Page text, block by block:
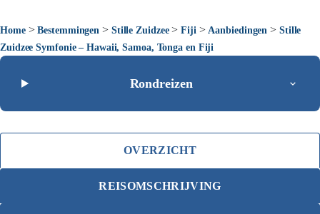
Home>Bestemmingen > Stille Zuidzee>Fiji > Aanbiedingen > Stille
Zuidzee Symfonie – Hawaii, Samoa, Tonga en Fiji
Rondreizen
OVERZICHT
REISOMSCHRIJVING